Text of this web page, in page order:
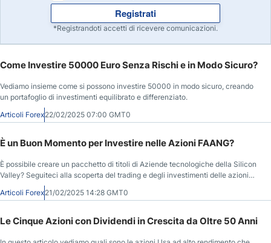
Registrati
*Registrandoti accetti di ricevere comunicazioni.
Come Investire 50000 Euro Senza Rischi e in Modo Sicuro?
Vediamo insieme come si possono investire 50000 in modo sicuro, creando
un portafoglio di investimenti equilibrato e differenziato.
Articoli Forex22/02/2025 07:00 GMT0
È un Buon Momento per Investire nelle Azioni FAANG?
È possibile creare un pacchetto di titoli di Aziende tecnologiche della Silicon
Valley? Seguiteci alla scoperta del trading e degli investimenti delle azioni
Articoli Forex21/02/2025 14:28 GMT0
Le Cinque Azioni con Dividendi in Crescita da Oltre 50 Anni